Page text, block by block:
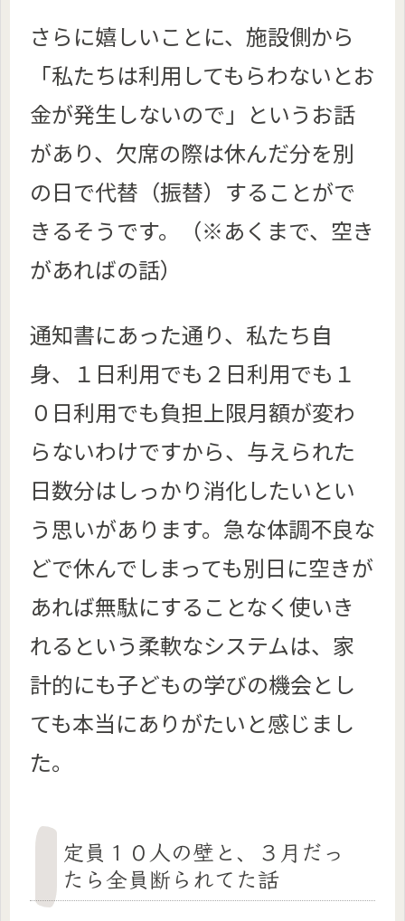
さらに嬉しいことに、施設側から
「私たちは利用してもらわないとお
金が発生しないので」というお話
があり、欠席の際は休んだ分を別
の日で代替（振替）することがで
きるそうです。（※あくまで、空き
があればの話）
通知書にあった通り、私たち自
身、１日利用でも２日利用でも１
０日利用でも負担上限月額が変わ
らないわけですから、与えられた
日数分はしっかり消化したいとい
う思いがあります。急な体調不良な
どで休んでしまっても別日に空きが
あれば無駄にすることなく使いき
れるという柔軟なシステムは、家
計的にも子どもの学びの機会とし
ても本当にありがたいと感じまし
た。
定員１０人の壁と、３月だっ
たら全員断られてた話